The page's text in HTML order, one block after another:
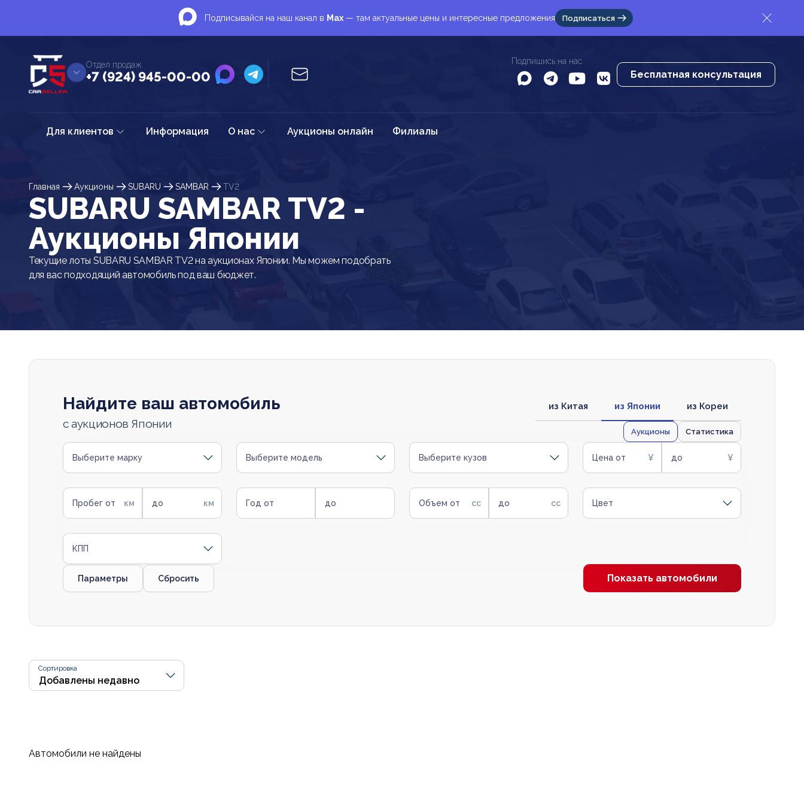
Подписывайся на наш канал в Max — там актуальные цены и интересные предложения Подписаться
Отдел продаж
+7 (924) 945-00-00
Подпишись на нас
Бесплатная консультация
Для клиентов Информация О нас Аукционы онлайн Филиалы
Главная Аукционы SUBARU SAMBAR TV2
SUBARU SAMBAR TV2 -
Аукционы Японии
Текущие лоты SUBARU SAMBAR TV2 на аукционах Японии. Мы можем подобрать
для вас подходящий автомобиль под ваш бюджет.
Найдите ваш автомобиль
с аукционов Японии
из Китая из Японии из Кореи
Аукционы Статистика
Выберите марку Выберите модель Выберите кузов Цена от до
Пробег от до Год от до Объем от до Цвет
КПП
Параметры Сбросить Показать автомобили
Сортировка
Автомобили не найдены